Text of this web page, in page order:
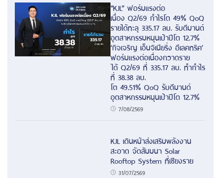
“KJL” ฟอร์มแรงต่อ
เนื่อง Q2/69 กำไรโต 49% QoQ
รายได้ทะลุ 335.17 ลบ. รับดีมานด์
อุตสาหกรรมหนุนเป้าปีโต 12.7%
‘กิจเจริญ เอ็นจิเนียริ่ง อีเลคทริค’
ฟอร์มแรงต่อเนื่องกวาดราย
ได้ Q2/69 ที่ 335.17 ลบ. ทำกำไร
ที่ 38.38 ลบ.
โต 49.51% QoQ รับดีมานด์
อุตสาหกรรมหนุนเป้าปีโต 12.7%
7/08/2569
KJL เดินหน้าส่งเสริมพลังงาน
สะอาด จัดสัมมนา Solar
Rooftop System ที่เชียงราย
31/07/2569